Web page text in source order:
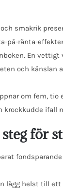
smakrik
på-ränta-
En
och
om fem,
krockkudde ifall
för
lägg helst till